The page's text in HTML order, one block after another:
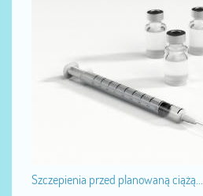
Szczepienia przed planowaną ciążą...